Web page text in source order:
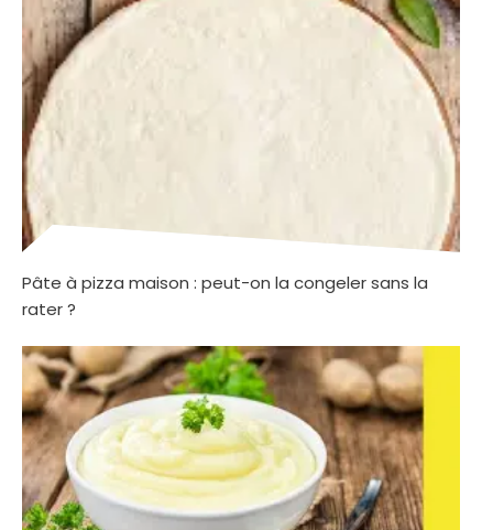
Pâte à pizza maison : peut-on la congeler sans la
rater ?